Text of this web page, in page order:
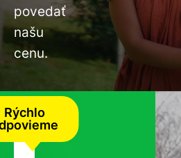
povedať
našu
cenu.
Rýchlo